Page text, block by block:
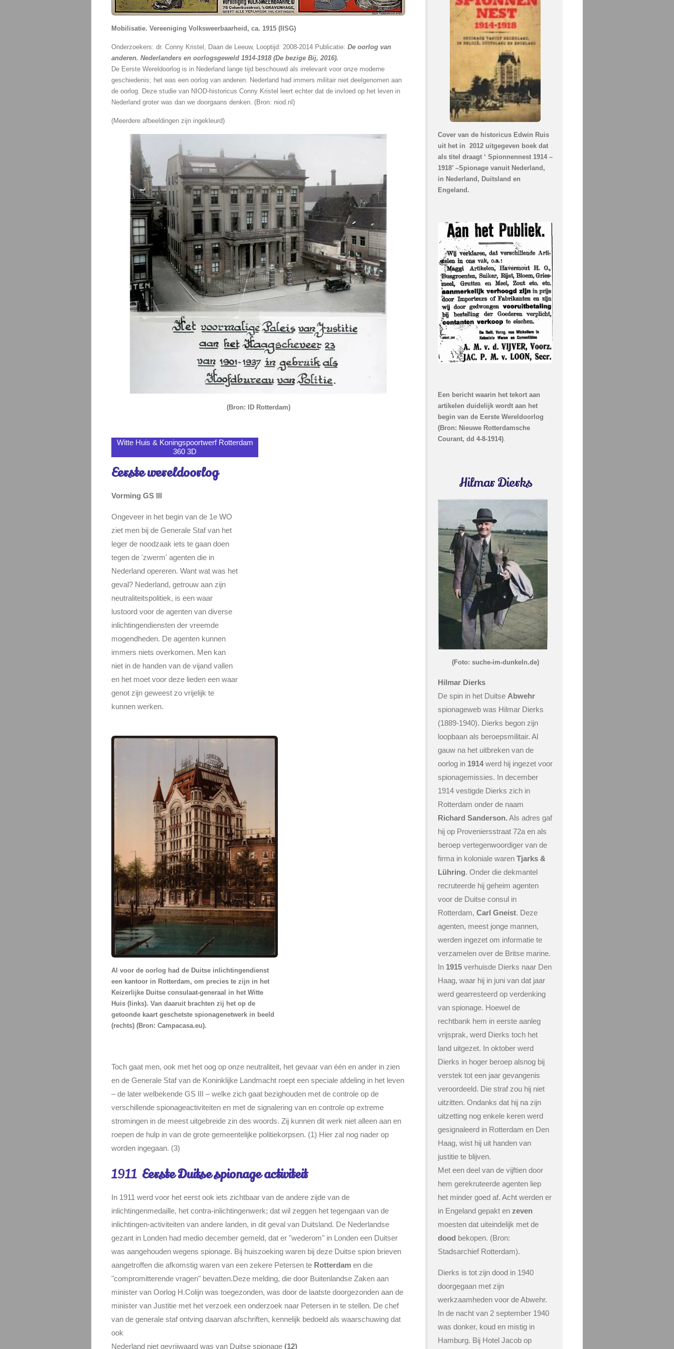
Mobilisatie. Vereeniging Volksweerbaarheid, ca. 1915 (IISG)
Onderzoekers: dr. Conny Kristel, Daan de Leeuw, Looptijd: 2008-2014 Publicatie: De oorlog van
anderen. Nederlanders en oorlogsgeweld 1914-1918 (De bezige Bij, 2016).
De Eerste Wereldoorlog is in Nederland lange tijd beschouwd als irrelevant voor onze moderne
geschiedenis; het was een oorlog van anderen. Nederland had immers militair niet deelgenomen aan
de oorlog. Deze studie van NIOD-historicus Conny Kristel leert echter dat de invloed op het leven in
Nederland groter was dan we doorgaans denken. (Bron: niod.nl)
(Meerdere afbeeldingen zijn ingekleurd)
(Bron: ID Rotterdam)
Witte Huis & Koningspoortwerf Rotterdam
360 3D
Eerste wereldoorlog
Vorming GS III
Ongeveer in het begin van de 1e WO
ziet men bij de Generale Staf van het
leger de noodzaak iets te gaan doen
tegen de 'zwerm' agenten die in
Nederland opereren. Want wat was het
geval? Nederland, getrouw aan zijn
neutraliteitspolitiek, is een waar
lustoord voor de agenten van diverse
inlichtingendiensten der vreemde
mogendheden. De agenten kunnen
immers niets overkomen. Men kan
niet in de handen van de vijand vallen
en het moet voor deze lieden een waar
genot zijn geweest zo vrijelijk te
kunnen werken.
Al voor de oorlog had de Duitse inlichtingendienst
een kantoor in Rotterdam, om precies te zijn in het
Keizerlijke Duitse consulaat-generaal in het Witte
Huis (links). Van daaruit brachten zij het op de
getoonde kaart geschetste spionagenetwerk in beeld
(rechts) (Bron: Campacasa.eu).
Toch gaat men, ook met het oog op onze neutraliteit, het gevaar van één en ander in zien
en de Generale Staf van de Koninklijke Landmacht roept een speciale afdeling in het leven
– de later welbekende GS III – welke zich gaat bezighouden met de controle op de
verschillende spionageactiviteiten en met de signalering van en controle op extreme
stromingen in de meest uitgebreide zin des woords. Zij kunnen dit werk niet alleen aan en
roepen de hulp in van de grote gemeentelijke politiekorpsen. (1) Hier zal nog nader op
worden ingegaan. (3)
1911 Eerste Duitse spionage activiteit
In 1911 werd voor het eerst ook iets zichtbaar van de andere zijde van de
inlichtingenmedaille, het contra-inlichtingenwerk; dat wil zeggen het tegengaan van de
inlichtingen-activiteiten van andere landen, in dit geval van Duitsland. De Nederlandse
gezant in Londen had medio december gemeld, dat er "wederom" in Londen een Duitser
was aangehouden wegens spionage. Bij huiszoeking waren bij deze Duitse spion brieven
aangetroffen die afkomstig waren van een zekere Petersen te Rotterdam en die
"compromitterende vragen" bevatten.Deze melding, die door Buitenlandse Zaken aan
minister van Oorlog H.Colijn was toegezonden, was door de laatste doorgezonden aan de
minister van Justitie met het verzoek een onderzoek naar Petersen in te stellen. De chef
van de generale staf ontving daarvan afschriften, kennelijk bedoeld als waarschuwing dat
ook
Nederland niet gevrijwaard was van Duitse spionage (12)
Cover van de historicus Edwin Ruis
uit het in 2012 uitgegeven boek dat
als titel draagt ‘ Spionnennest 1914 –
1918’ –Spionage vanuit Nederland,
in Nederland, Duitsland en
Engeland.
Een bericht waarin het tekort aan
artikelen duidelijk wordt aan het
begin van de Eerste Wereldoorlog
(Bron: Nieuwe Rotterdamsche
Courant, dd 4-8-1914).
Hilmar Dierks
(Foto: suche-im-dunkeln.de)
Hilmar Dierks
De spin in het Duitse Abwehr
spionageweb was Hilmar Dierks
(1889-1940). Dierks begon zijn
loopbaan als beroepsmilitair. Al
gauw na het uitbreken van de
oorlog in 1914werd hij ingezet voor
spionagemissies. In december
1914 vestigde Dierks zich in
Rotterdam onder de naam
Richard Sanderson. Als adres gaf
hij op Proveniersstraat 72a en als
beroep vertegenwoordiger van de
firma in koloniale waren Tjarks &
Lühring. Onder die dekmantel
recruteerde hij geheim agenten
voor de Duitse consul in
Rotterdam, Carl Gneist. Deze
agenten, meest jonge mannen,
werden ingezet om informatie te
verzamelen over de Britse marine.
In 1915 verhuisde Dierks naar Den
Haag, waar hij in juni van dat jaar
werd gearresteerd op verdenking
van spionage. Hoewel de
rechtbank hem in eerste aanleg
vrijsprak, werd Dierks toch het
land uitgezet. In oktober werd
Dierks in hoger beroep alsnog bij
verstek tot een jaar gevangenis
veroordeeld. Die straf zou hij niet
uitzitten. Ondanks dat hij na zijn
uitzetting nog enkele keren werd
gesignaleerd in Rotterdam en Den
Haag, wist hij uit handen van
justitie te blijven.
Met een deel van de vijftien door
hem gerekruteerde agenten liep
het minder goed af. Acht werden er
in Engeland gepakt en zeven
moesten dat uiteindelijk met de
dood bekopen. (Bron:
Stadsarchief Rotterdam).
Dierks is tot zijn dood in 1940
doorgegaan met zijn
werkzaamheden voor de Abwehr.
In de nacht van 2 september 1940
was donker, koud en mistig in
Hamburg. Bij Hotel Jacob op